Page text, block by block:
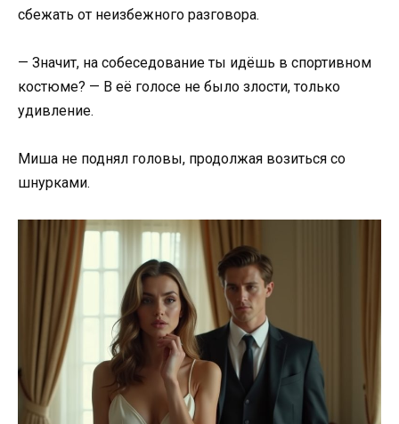
сбежать от неизбежного разговора.
— Значит, на собеседование ты идёшь в спортивном
костюме? — В её голосе не было злости, только
удивление.
Миша не поднял головы, продолжая возиться со
шнурками.